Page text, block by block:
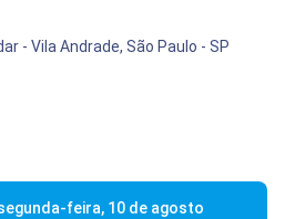
- Vila Andrade, São Paulo - SP
feira, 10 de agosto